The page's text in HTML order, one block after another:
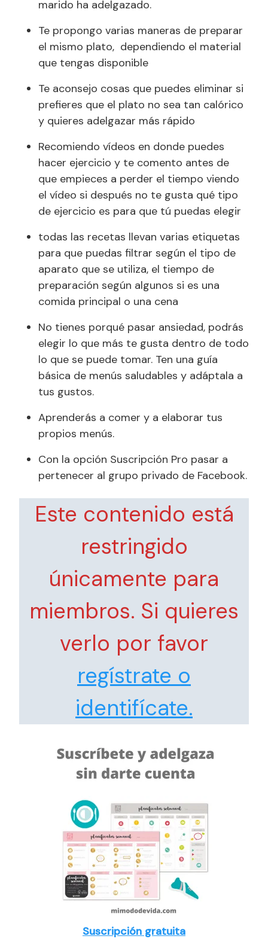
marido ha adelgazado.
Te propongo varias maneras de preparar
el mismo plato, dependiendo el material
que tengas disponible
Te aconsejo cosas que puedes eliminar si
prefieres que el plato no sea tan calórico
y quieres adelgazar más rápido
Recomiendo vídeos en donde puedes
hacer ejercicio y te comento antes de
que empieces a perder el tiempo viendo
el vídeo si después no te gusta qué tipo
de ejercicio es para que tú puedas elegir
todas las recetas llevan varias etiquetas
para que puedas filtrar según el tipo de
aparato que se utiliza, el tiempo de
preparación según algunos si es una
comida principal o una cena
No tienes porqué pasar ansiedad, podrás
elegir lo que más te gusta dentro de todo
lo que se puede tomar. Ten una guía
básica de menús saludables y adáptala a
tus gustos.
Aprenderás a comer y a elaborar tus
propios menús.
Con la opción Suscripción Pro pasar a
pertenecer al grupo privado de Facebook.
Este contenido está
restringido
únicamente para
miembros. Si quieres
verlo por favor
regístrate o
identifícate.
Suscripción gratuita